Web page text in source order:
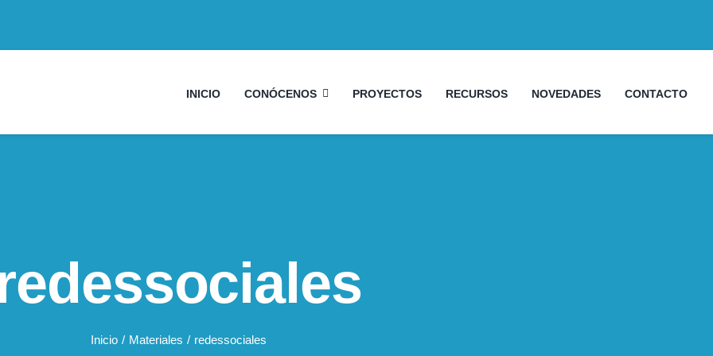
INICIO CONÓCENOS PROYECTOS RECURSOS NOVEDADES CONTACTO
Inicio Materiales redessociales